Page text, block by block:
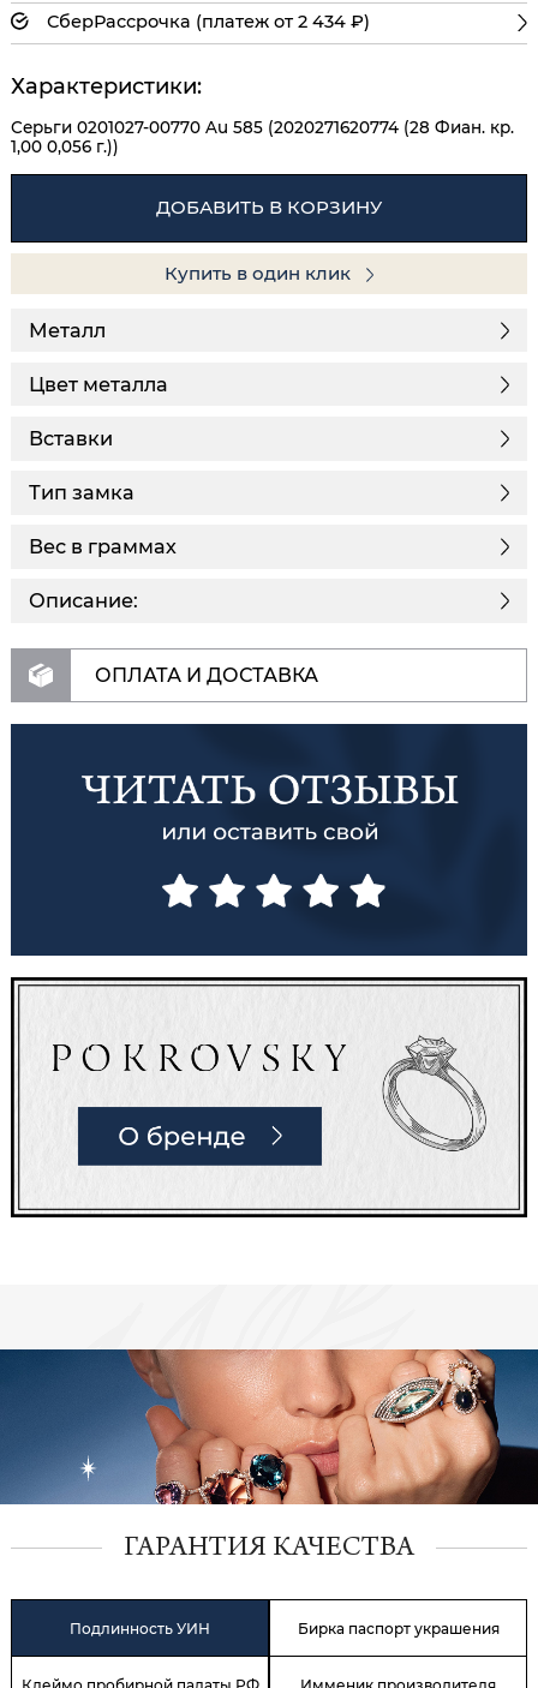
СберРассрочка (платеж от 2 434 ₽)
Характеристики:
Серьги 0201027-00770 Au 585 (2020271620774 (28 Фиан. кр.
1,00 0,056 г.))
ДОБАВИТЬ В КОРЗИНУ
Купить в один клик
Металл
Цвет металла
Вставки
Тип замка
Описание:
Вес в граммах
ОПЛАТА И ДОСТАВКА
ГАРАНТИЯ КАЧЕСТВА
Подлинность УИН Бирка паспорт украшения